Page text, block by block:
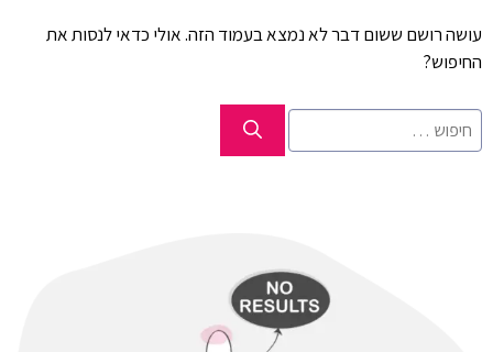
עושה רושם ששום דבר לא נמצא בעמוד הזה. אולי כדאי לנסות את
החיפוש?
חיפוש: